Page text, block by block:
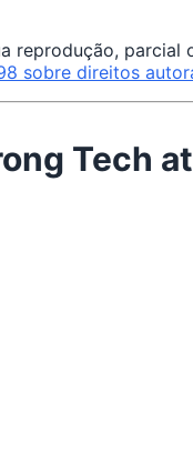
reprodução,
sobre direitos
Tech